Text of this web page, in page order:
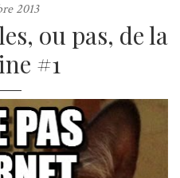
2013
ou pas, de la
#1